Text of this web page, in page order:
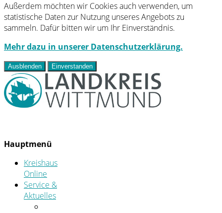
Außerdem möchten wir Cookies auch verwenden, um
statistische Daten zur Nutzung unseres Angebots zu
sammeln. Dafür bitten wir um Ihr Einverständnis.
Mehr dazu in unserer Datenschutzerklärung.
Ausblenden Einverstanden
Hauptmenü
Kreishaus
Online
Service &
Aktuelles